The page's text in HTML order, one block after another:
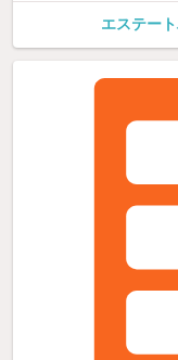
エステー